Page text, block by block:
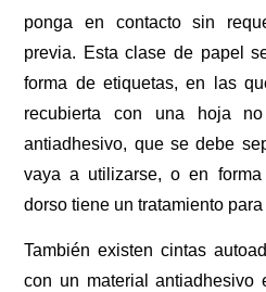
ponga en contacto sin
previa. Esta clase de papel
forma de etiquetas, en las
recubierta con una hoja
antiadhesivo, que se debe
vaya a utilizarse, o en
dorso tiene un tratamiento
También existen cintas
con un material antiadhesivo